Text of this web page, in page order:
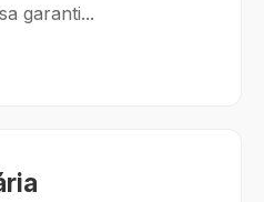
garanti...